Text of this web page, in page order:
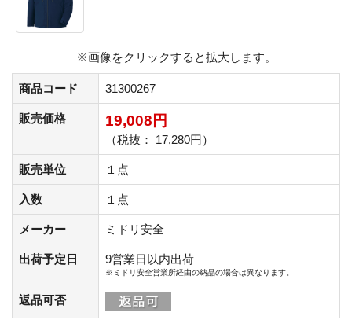
※画像をクリックすると拡大します。
商品コード 31300267
販売価格 19,008円
（税抜： 17,280円）
販売単位 １点
入数 １点
メーカー ミドリ安全
出荷予定日 9営業日以内出荷
※ミドリ安全営業所経由の納品の場合は異なります。
返品可否